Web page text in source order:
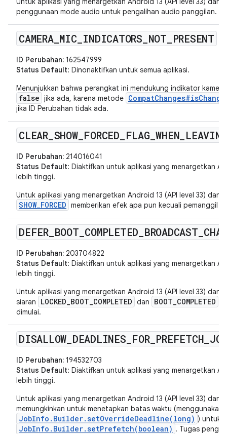
penggunaan mode audio untuk pengalihan audio panggilan.
CAMERA_ MIC INDICATORS NOT PRESENT
ID Perubahan: 162547999
Status Default: Dinonaktifkan untuk semua aplikasi.
Menunjukkan bahwa perangkat ini mendukung indikator
false jika ada, karena metode
jika ID Perubahan tidak ada.
CLEAR_ SHOW_ FORCED FLAG _WHEN LEAVING
ID Perubahan: 214016041
Status Default: Diaktifkan untuk aplikasi yang menargetkan
lebih tinggi.
Untuk aplikasi yang menargetkan Android 13 (API level 33) dan
SHOW_FORCED memberikan efek apa pun kecuali pemanggil
DEFER_ BOOT COMPLETED BROADCAST
ID Perubahan: 203704822
Status Default: Diaktifkan untuk aplikasi yang menargetkan
lebih tinggi.
Untuk aplikasi yang menargetkan Android 13 (API level 33) dan
siaran
LOCKED_BOOT_COMPLETED dan BOOT_COMPLETED
dimulai.
DISALLOW DEADLINES FOR_ PREFETCH
ID Perubahan: 194532703
Status Default: Diaktifkan untuk aplikasi yang menargetkan
lebih tinggi.
Untuk aplikasi yang menargetkan Android 13 (API level 33) dan
memungkinkan untuk menetapkan batas waktu (menggunakan
JobInfo.Builder.setOverrideDeadline(long) ) untuk
JobInfo.Builder.setPrefetch(boolean) . Tugas